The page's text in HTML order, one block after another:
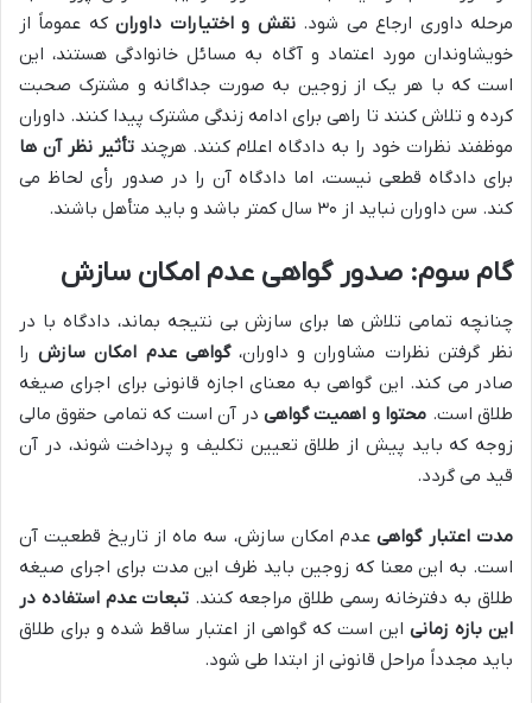
مرحله داوری ارجاع می شود.نقش و اختیارات داورانکه عموماً از
خویشاوندان مورد اعتماد و آگاه به مسائل خانوادگی هستند، این
است که با هر یک از زوجین به صورت جداگانه و مشترک صحبت
کرده و تلاش کنند تا راهی برای ادامه زندگی مشترک پیدا کنند. داوران
موظفند نظرات خود را به دادگاه اعلام کنند. هرچند تأثیر نظر آن ها
برای دادگاه قطعی نیست، اما دادگاه آن را در صدور رأی لحاظ می
کند. سن داوران نباید از ۳۰ سال کمتر باشد و باید متأهل باشند.
گام سوم: صدور گواهی عدم امکان سازش
چنانچه تمامی تلاش ها برای سازش بی نتیجه بماند، دادگاه با در
نظر گرفتن نظرات مشاوران و داوران،گواهی عدم امکان سازشرا
صادر می کند. این گواهی به معنای اجازه قانونی برای اجرای صیغه
طلاق است. محتوا و اهمیت گواهی در آن است که تمامی حقوق مالی
زوجه که باید پیش از طلاق تعیین تکلیف و پرداخت شوند، در آن
قید می گردد.
مدت اعتبار گواهیعدم امکان سازش، سه ماه از تاریخ قطعیت آن
است. به این معنا که زوجین باید ظرف این مدت برای اجرای صیغه
طلاق به دفترخانه رسمی طلاق مراجعه کنند. تبعات عدم استفاده در
این بازه زمانی این است که گواهی از اعتبار ساقط شده و برای طلاق
باید مجدداً مراحل قانونی از ابتدا طی شود.